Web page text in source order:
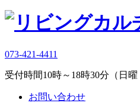
073-421-4411
受付時間10時～18時30分（日曜
お問い合わせ